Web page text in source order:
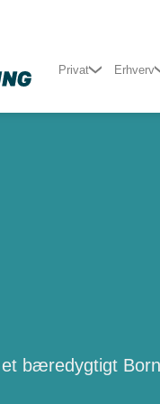
Privat Erhverv
bæredygtigt